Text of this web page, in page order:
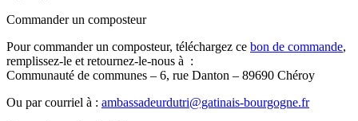
Commander un composteur
Pour commander un composteur, téléchargez ce bon de commande,
remplissez-le et retournez-le-nous à :
Communauté de communes – 6, rue Danton – 89690 Chéroy
Ou par courriel à : ambassadeurdutri@gatinais-bourgogne.fr